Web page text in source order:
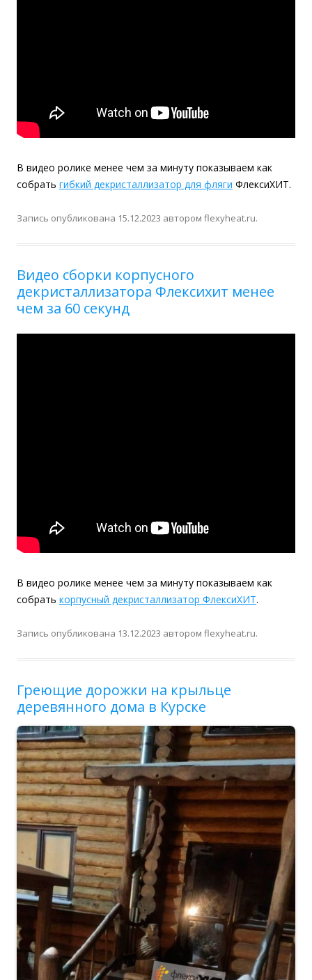
В видео ролике менее чем за минуту показываем как
собрать гибкий декристаллизатор для фляги ФлексиХИТ.
Запись опубликована 15.12.2023 автором flexyheat.ru.
Видео сборки корпусного
декристаллизатора Флексихит менее
чем за 60 секунд
В видео ролике менее чем за минуту показываем как
собрать корпусный декристаллизатор ФлексиХИТ.
Запись опубликована 13.12.2023 автором flexyheat.ru.
Греющие дорожки на крыльце
деревянного дома в Курске